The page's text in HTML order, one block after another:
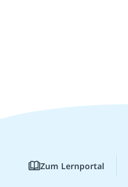
Zum Lernportal